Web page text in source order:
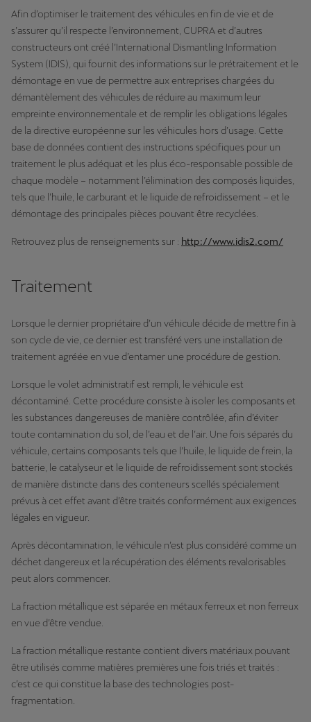
Afin d’optimiser le traitement des véhicules en fin de vie et de
s’assurer qu’il respecte l’environnement, CUPRA et d’autres
constructeurs ont créé l’International Dismantling Information
System (IDIS), qui fournit des informations sur le prétraitement et le
démontage en vue de permettre aux entreprises chargées du
démantèlement des véhicules de réduire au maximum leur
empreinte environnementale et de remplir les obligations légales
de la directive européenne sur les véhicules hors d’usage. Cette
base de données contient des instructions spécifiques pour un
traitement le plus adéquat et les plus éco-responsable possible de
chaque modèle – notamment l’élimination des composés liquides,
tels que l’huile, le carburant et le liquide de refroidissement – et le
démontage des principales pièces pouvant être recyclées.
Retrouvez plus de renseignements sur : http://www.idis2.com/
Traitement
Lorsque le dernier propriétaire d’un véhicule décide de mettre fin à
son cycle de vie, ce dernier est transféré vers une installation de
traitement agréée en vue d’entamer une procédure de gestion.
Lorsque le volet administratif est rempli, le véhicule est
décontaminé. Cette procédure consiste à isoler les composants et
les substances dangereuses de manière contrôlée, afin d’éviter
toute contamination du sol, de l’eau et de l’air. Une fois séparés du
véhicule, certains composants tels que l’huile, le liquide de frein, la
batterie, le catalyseur et le liquide de refroidissement sont stockés
de manière distincte dans des conteneurs scellés spécialement
prévus à cet effet avant d’être traités conformément aux exigences
légales en vigueur.
Après décontamination, le véhicule n’est plus considéré comme un
déchet dangereux et la récupération des éléments revalorisables
peut alors commencer.
La fraction métallique est séparée en métaux ferreux et non ferreux
en vue d’être vendue.
La fraction métallique restante contient divers matériaux pouvant
être utilisés comme matières premières une fois triés et traités :
c’est ce qui constitue la base des technologies post-
fragmentation.